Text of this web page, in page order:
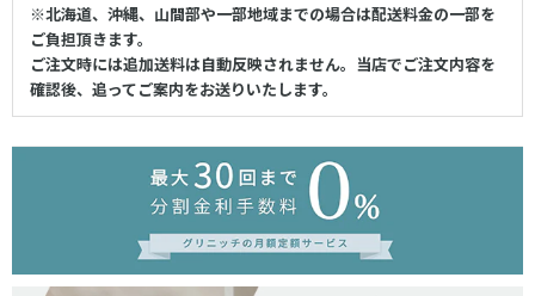
※北海道、沖縄、山間部や一部地域までの場合は配送料金の一部を
ご負担頂きます。
ご注文時には追加送料は自動反映されません。当店でご注文内容を
確認後、追ってご案内をお送りいたします。